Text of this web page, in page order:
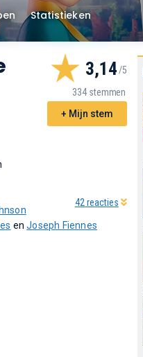
Statistieken
3,14
334 stemmen
+ Mijn stem
42 reacties
enJoseph Fiennes